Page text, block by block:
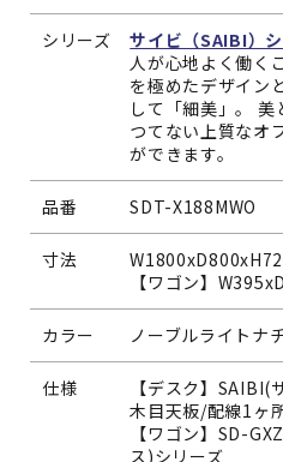
シリーズ
サイビ（SAIBI）
人が心地よく働く
を極めたデザイン
して「細美」。
つてない上質なオ
ができます。
品番 SDT-X188MWO
寸法
【ワゴン】
カラー ノーブルライトナ
仕様
【デスク】SAIBI(
木目天板/配線1ヶ
【ワゴン】SD-
ス)シリーズ